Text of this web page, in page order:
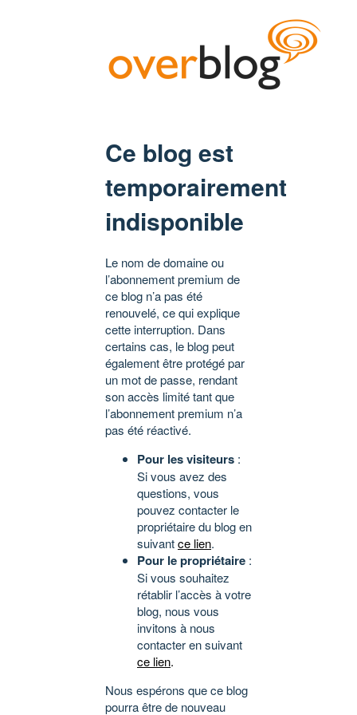
Ce blog est
temporairement
indisponible
Le nom de domaine ou
l’abonnement premium de
ce blog n’a pas été
renouvelé, ce qui explique
cette interruption. Dans
certains cas, le blog peut
également être protégé par
un mot de passe, rendant
son accès limité tant que
l’abonnement premium n’a
pas été réactivé.
Pour les visiteurs :
Si vous avez des
questions, vous
pouvez contacter le
propriétaire du blog en
suivantce lien.
Pour le propriétaire :
Si vous souhaitez
rétablir l’accès à votre
blog, nous vous
invitons à nous
contacter en suivant
ce lien.
Nous espérons que ce blog
pourra être de nouveau